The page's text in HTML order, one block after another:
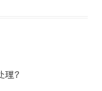
？